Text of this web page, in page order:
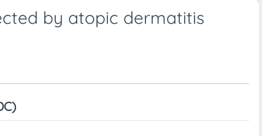
by atopic dermatitis